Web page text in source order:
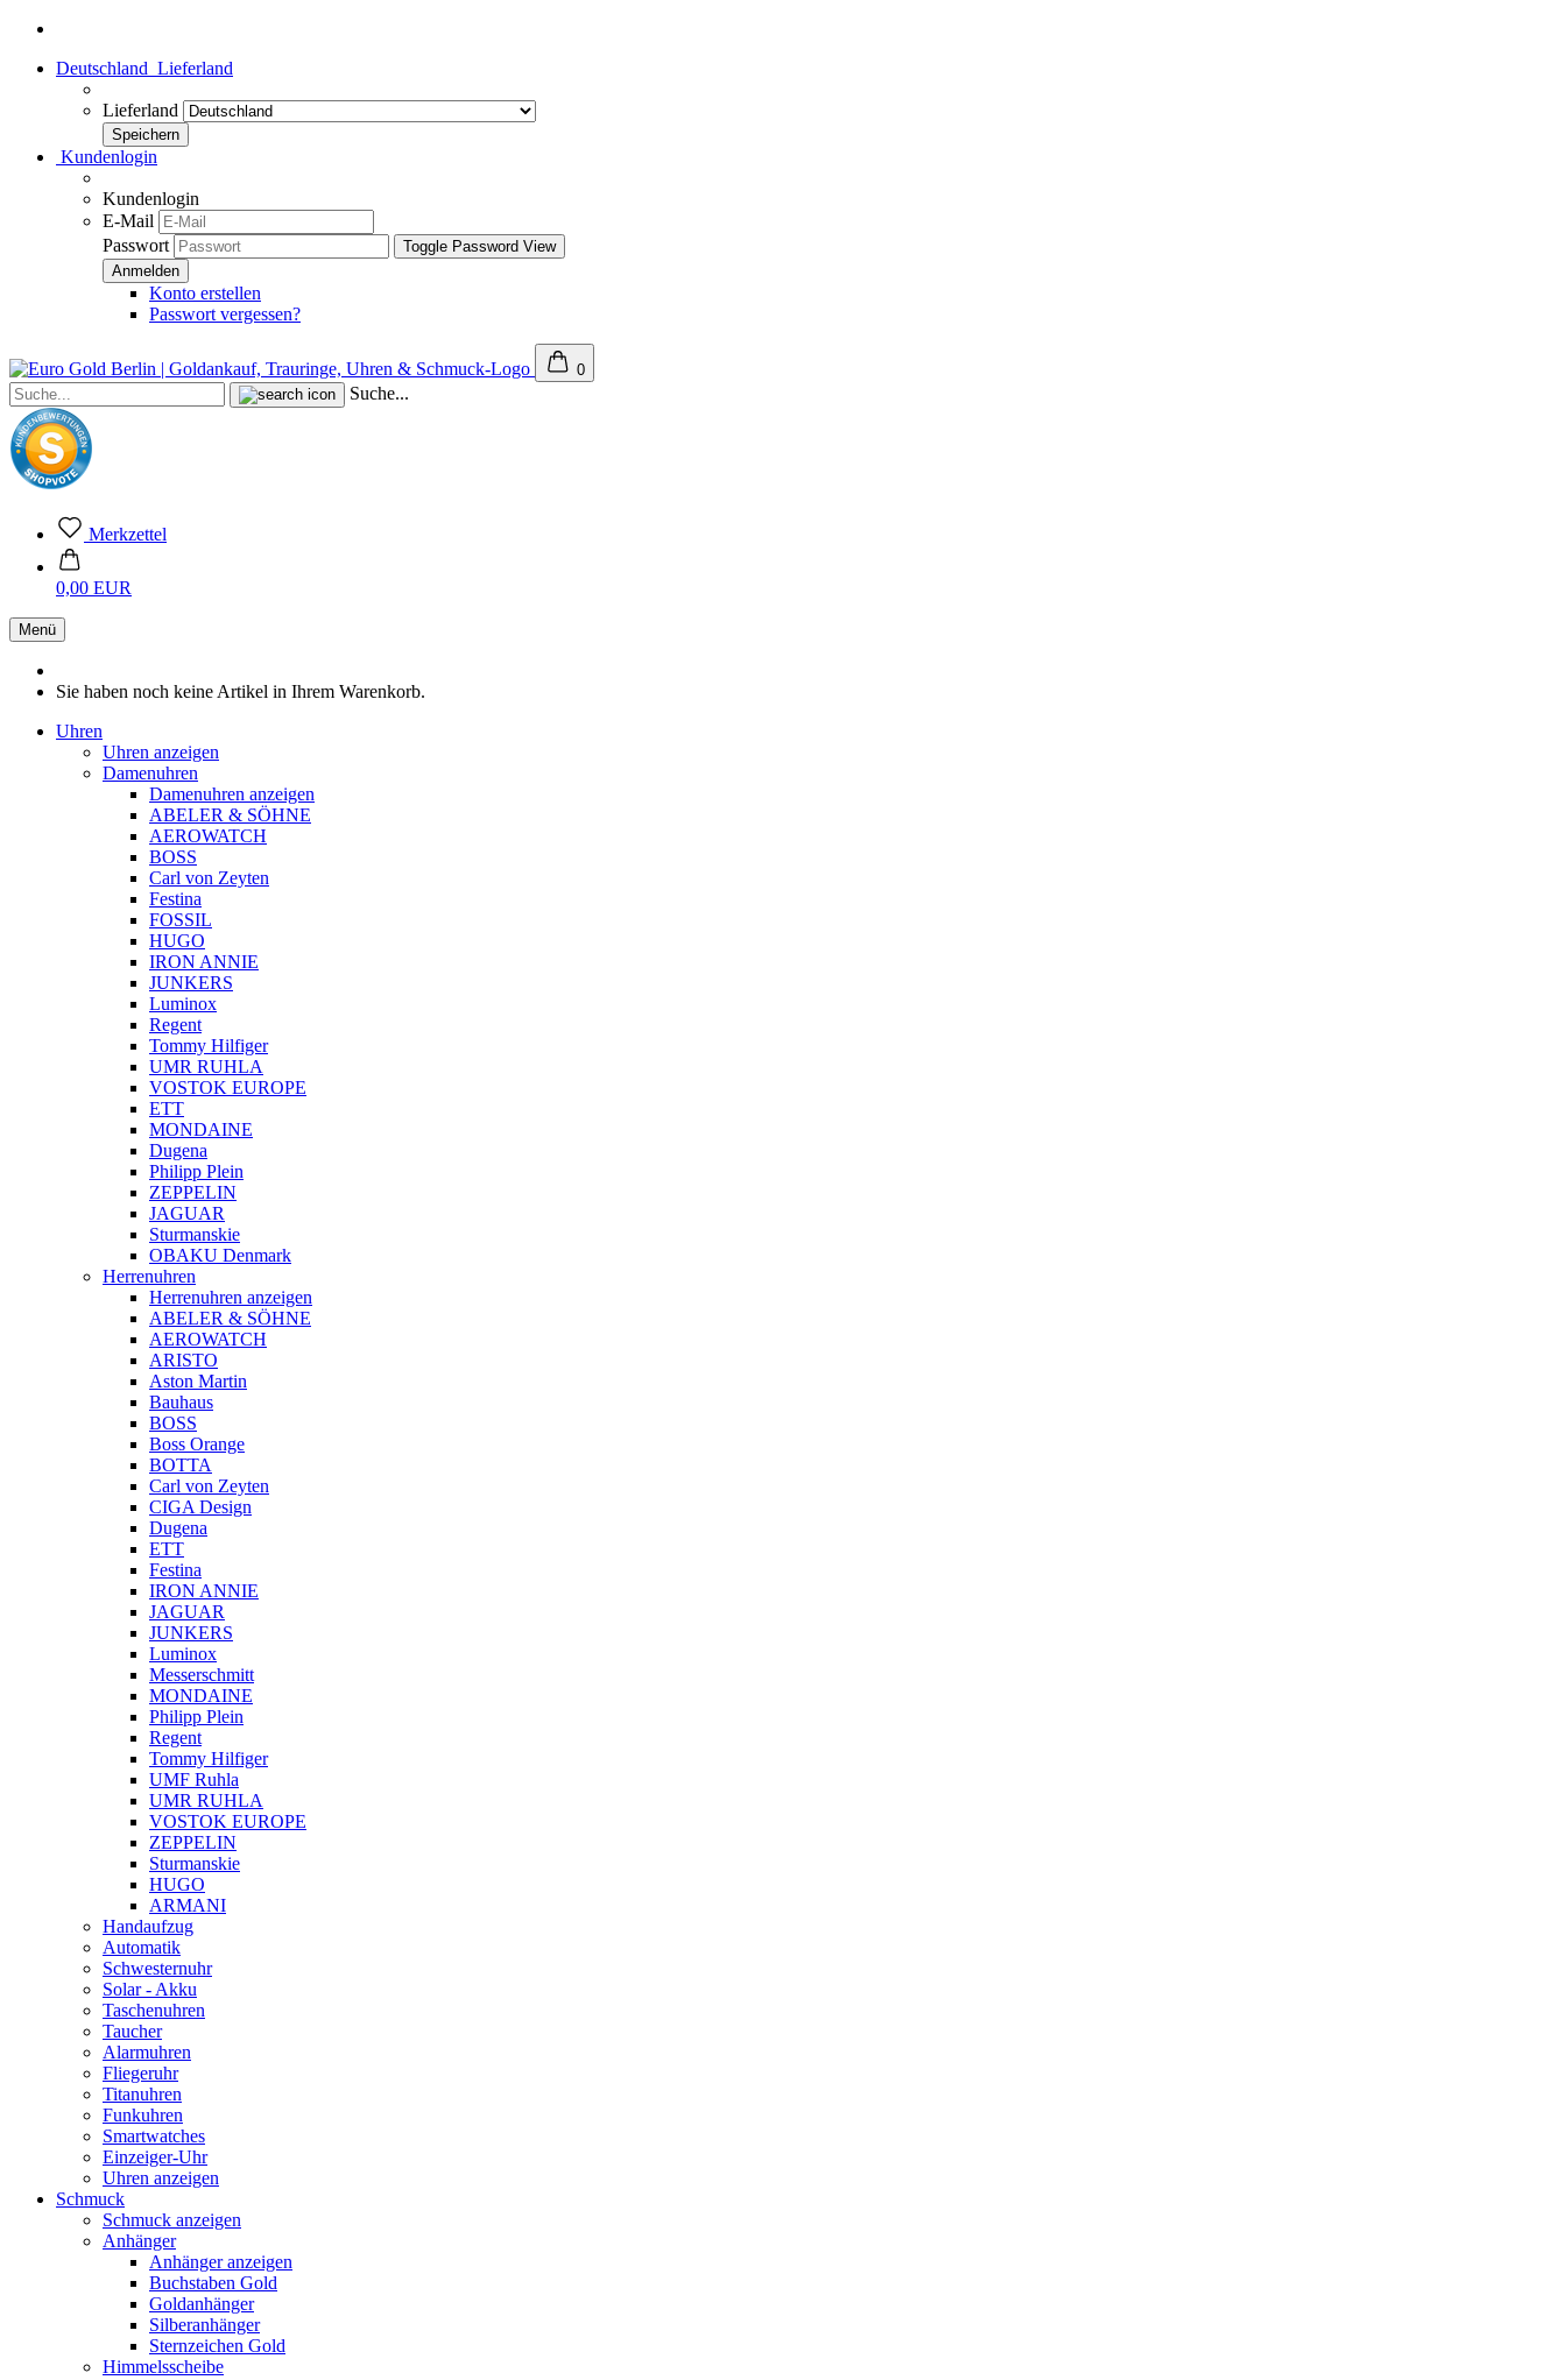
Deutschland Lieferland
Lieferland
Kundenlogin
Kundenlogin
E-Mail
Passwort
Toggle Password View
Konto erstellen
Passwort vergessen?
0
Suche...
Merkzettel
0,00 EUR
Menü
Sie haben noch keine Artikel in Ihrem Warenkorb.
Uhren
Uhren anzeigen
Damenuhren
Damenuhren anzeigen
ABELER & SÖHNE
AEROWATCH
BOSS
Carl von Zeyten
Festina
FOSSIL
HUGO
IRON ANNIE
JUNKERS
Luminox
Regent
Tommy Hilfiger
UMR RUHLA
VOSTOK EUROPE
ETT
MONDAINE
Dugena
Philipp Plein
ZEPPELIN
JAGUAR
Sturmanskie
OBAKU Denmark
Herrenuhren
Herrenuhren anzeigen
ABELER & SÖHNE
AEROWATCH
ARISTO
Aston Martin
Bauhaus
BOSS
Boss Orange
BOTTA
Carl von Zeyten
CIGA Design
Dugena
ETT
Festina
IRON ANNIE
JAGUAR
JUNKERS
Luminox
Messerschmitt
MONDAINE
Philipp Plein
Regent
Tommy Hilfiger
UMF Ruhla
UMR RUHLA
VOSTOK EUROPE
ZEPPELIN
Sturmanskie
HUGO
ARMANI
Handaufzug
Automatik
Schwesternuhr
Solar - Akku
Taschenuhren
Taucher
Alarmuhren
Fliegeruhr
Titanuhren
Funkuhren
Smartwatches
Einzeiger-Uhr
Uhren anzeigen
Schmuck
Schmuck anzeigen
Anhänger
Anhänger anzeigen
Buchstaben Gold
Goldanhänger
Silberanhänger
Sternzeichen Gold
Himmelsscheibe